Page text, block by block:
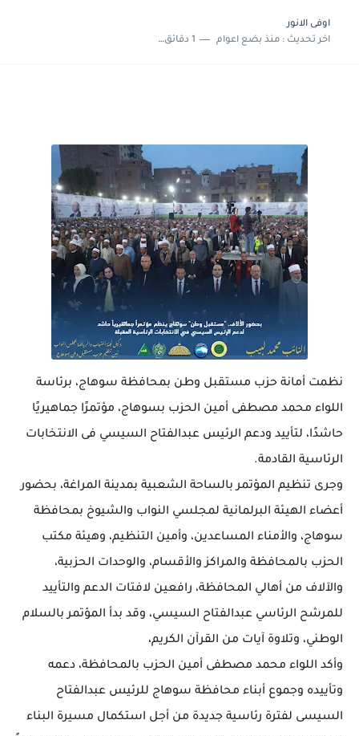
اوفى الانور
اخر تحديث :منذ بضع اعوام 1 دقائق للقراءة
نظمت أمانة حزب مستقبل وطن بمحافظة سوهاج، برئاسة
اللواء محمد مصطفى أمين الحزب بسوهاج، مؤتمرًا جماهيريًا
حاشدًا، لتأييد ودعم الرئيس عبدالفتاح السيسي فى الانتخابات
الرئاسية القادمة.
وجرى تنظيم المؤتمر بالساحة الشعبية بمدينة المراغة، بحضور
أعضاء الهيئة البرلمانية لمجلسي النواب والشيوخ بمحافظة
سوهاج، والأمناء المساعدين، وأمين التنظيم، وهيئة مكتب
الحزب بالمحافظة والمراكز والأقسام، والوحدات الحزبية،
والآلاف من أهالي المحافظة، رافعين لافتات الدعم والتأييد
للمرشح الرئاسي عبدالفتاح السيسي، وقد بدأ المؤتمر بالسلام
الوطني، وتلاوة آيات من القرآن الكريم،
وأكد اللواء محمد مصطفى أمين الحزب بالمحافظة، دعمه
وتأييده وجموع أبناء محافظة سوهاج للرئيس عبدالفتاح
السيسى لفترة رئاسية جديدة من أجل استكمال مسيرة البناء